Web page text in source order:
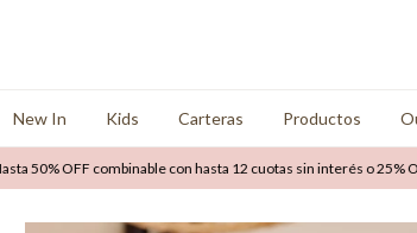
New In Kids Carteras Productos
OFF combinable con hasta 12 cuotas sin interés o 25% OFF